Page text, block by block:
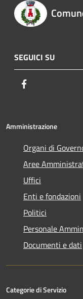
SEGUICI SU
Amministrazione
Organi di
Aree
Uffici
Enti e fondazioni
Politici
Personale
Documenti e dati
Categorie di Servizio